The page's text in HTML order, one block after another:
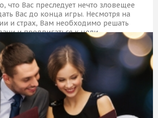
что Вас преследует нечто зловещее
Вас до конца игры. Несмотря на
и страх, Вам необходимо решать
и продвигаться к цели.
КУПИТЬ